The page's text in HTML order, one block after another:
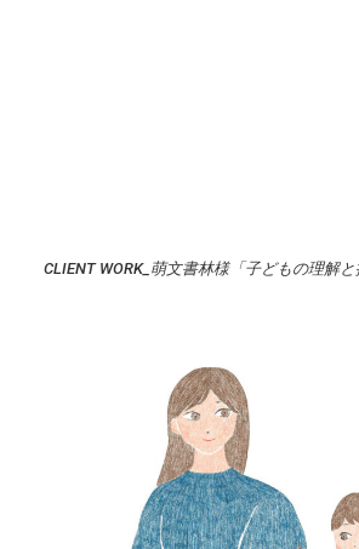
CLIENT WORK_萌文書林様「子どもの理解